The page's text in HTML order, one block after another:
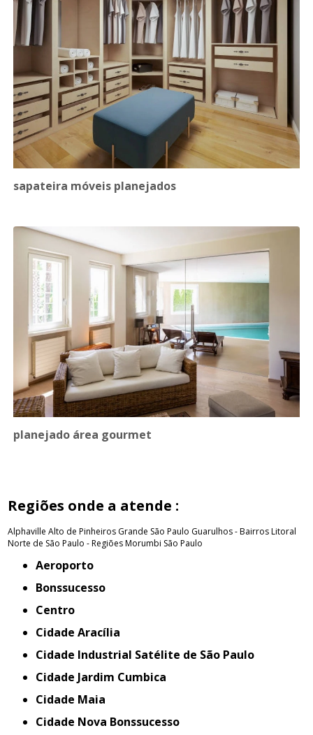
sapateira móveis planejados
planejado área gourmet
Regiões onde a atende :
Alphaville Alto de Pinheiros Grande São Paulo Guarulhos - BairrosLitoral
Norte de São Paulo - RegiõesMorumbi São Paulo
Aeroporto
Bonssucesso
Centro
Cidade Aracília
Cidade Industrial Satélite de São Paulo
Cidade Jardim Cumbica
Cidade Maia
Cidade Nova Bonssucesso